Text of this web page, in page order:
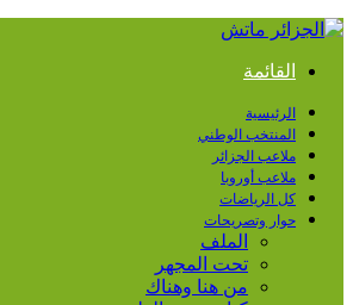
القائمة
الرئيسية
المنتخب الوطني
ملاعب الجزائر
ملاعب أوروبا
كل الرياضات
حوار وتصريحات
الملف
تحت المجهر
من هنا وهناك